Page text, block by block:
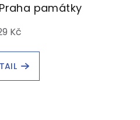
památky
Kč